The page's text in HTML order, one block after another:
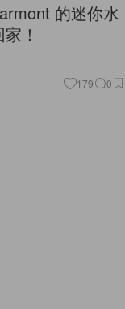
的迷你水
！
179 0